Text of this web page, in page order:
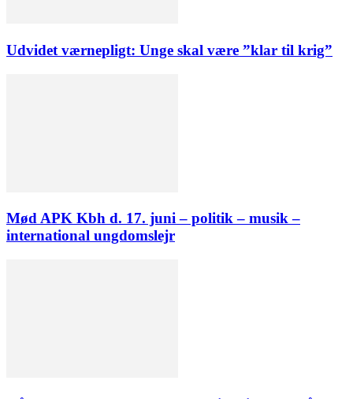
Udvidet værnepligt: Unge skal være ”klar til krig”
Mød APK Kbh d. 17. juni – politik – musik –
international ungdomslejr